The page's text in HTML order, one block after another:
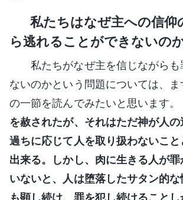
私たちはなぜ主への信仰
ら逃れることができないの
私たちがなぜ主を信じながら
ないのかという問題については、ま
の一節を読んでみたいと思います。
を赦されたが、それはただ神が人の
過ちに応じて人を取り扱わないこ
出来る。しかし、肉に生きる人が
いないと、人は堕落したサタン的
も顕し続け、罪を犯し続けることし